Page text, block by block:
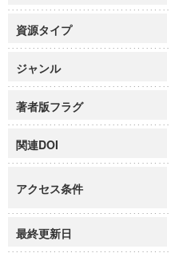
資源タイプ
ジャンル
著者版フラグ
関連DOI
アクセス条件
最終更新日